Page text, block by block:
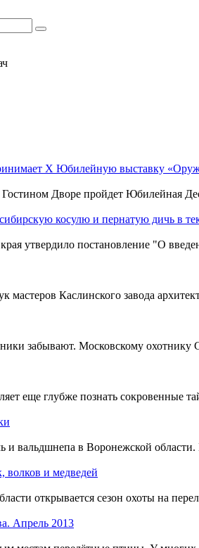
X Юбилейную выставку
Гостином Дворе пройдет Юбилейная
косулю и пернатую дичь в
утвердило постановление "О
мастеров Каслинского завода
забывают. Московскому охотнику
еще глубже познать сокровенные
вальдшнепа в Воронежской области.
волков и медведей
открывается сезон охоты на
Апрель 2013